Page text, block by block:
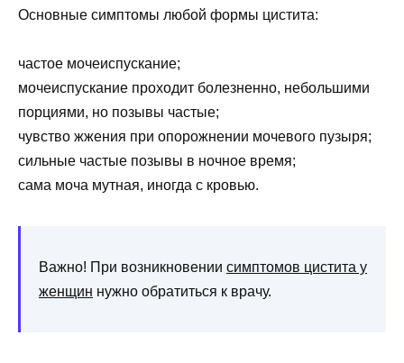
Основные симптомы любой формы цистита:
частое мочеиспускание;
мочеиспускание проходит болезненно, небольшими
порциями, но позывы частые;
чувство жжения при опорожнении мочевого пузыря;
сильные частые позывы в ночное время;
сама моча мутная, иногда с кровью.
Важно! При возникновении симптомов цистита у
женщин нужно обратиться к врачу.